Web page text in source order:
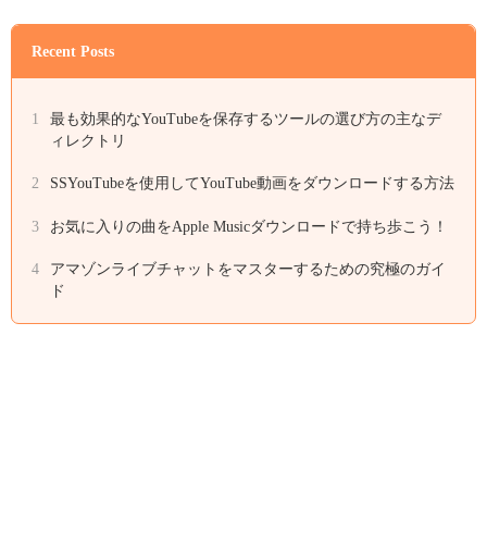
Recent Posts
1
最も効果的なYouTubeを保存するツールの選び方の主なデ
ィレクトリ
2 SSYouTubeを使用してYouTube動画をダウンロードする方法
3 お気に入りの曲をApple Musicダウンロードで持ち歩こう！
4
アマゾンライブチャットをマスターするための究極のガイ
ド